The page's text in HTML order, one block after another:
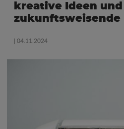
kreative Ideen und
zukunftsweisende
| 04.11.2024